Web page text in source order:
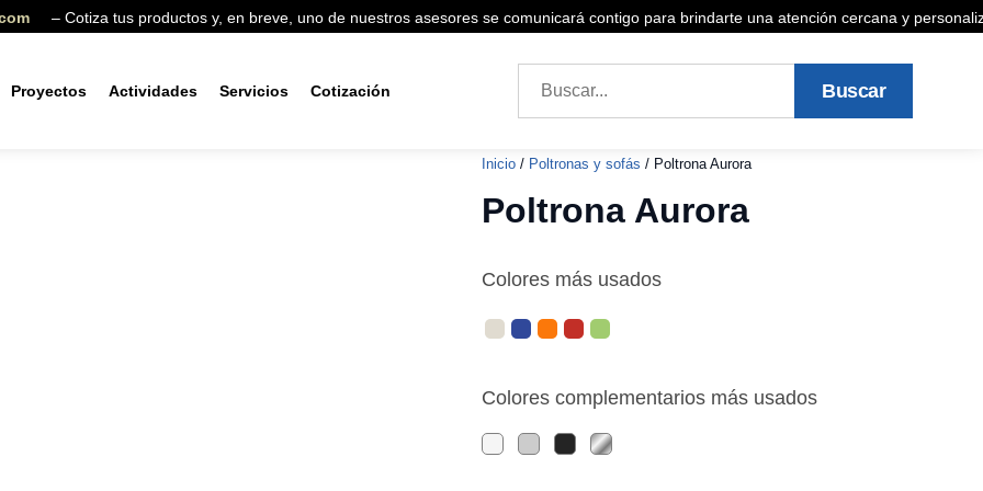
– Cotiza tus productos y, en breve, uno de nuestros asesores se comunicará contigo para brindarte una atención cercana y
Proyectos Actividades Servicios Cotización Buscar
Inicio / Poltronas y sofás / Poltrona Aurora
Poltrona Aurora
Colores más usados
Colores complementarios más usados
Producto agregado a la cotización